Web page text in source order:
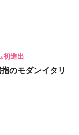
初進出
のモダンイタリ